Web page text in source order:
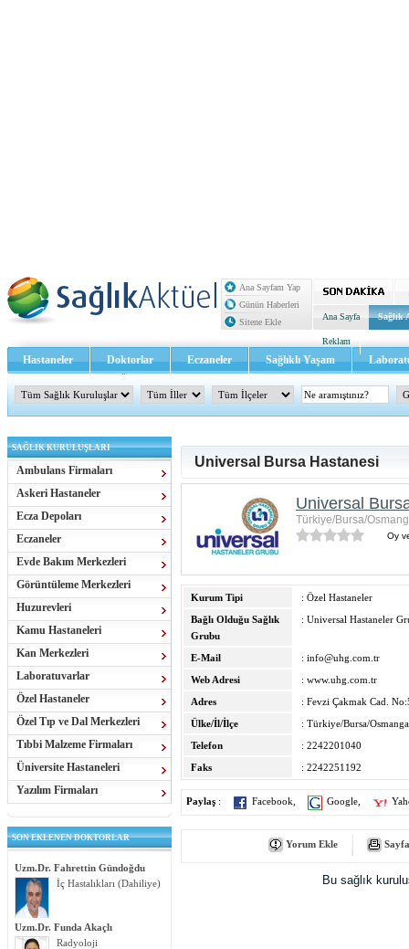
Ana Sayfam Yap
Günün Haberleri
Sitene Ekle
Ana Sayfa Sağlık
Reklam
Hastaneler Doktorlar Eczaneler Sağlıklı Yaşam
Sağlık TV - Video İletişim
SAĞLIK KURULUŞLARI
Ambulans Firmaları
Askeri Hastaneler
Ecza Depoları
Eczaneler
Evde Bakım Merkezleri
Görüntüleme Merkezleri
Huzurevleri
Kamu Hastaneleri
Kan Merkezleri
Laboratuvarlar
Özel Hastaneler
Özel Tıp ve Dal Merkezleri
Tıbbi Malzeme Firmaları
Üniversite Hastaneleri
Yazılım Firmaları
SON EKLENEN DOKTORLAR
Uzm.Dr. Fahrettin Gündoğdu
İç Hastalıkları (Dahiliye)
Uzm.Dr. Funda Akaçlı
Radyoloji
Universal Bursa Hastanesi
Universal
Türkiye/Bursa/
Oy
Kurum Tipi
: Özel Hastaneler
Bağlı Olduğu Sağlık
Grubu
: Universal Hastaneler
E-Mail : info@uhg.com.tr
Web Adresi
: www.uhg.com.tr
Adres
: Fevzi Çakmak Cad.
Ülke/İl/İlçe
: Türkiye/Bursa/
Telefon
: 2242201040
Faks
: 2242251192
Paylaş : Facebook Google
Yorum Ekle
Bu sağlık